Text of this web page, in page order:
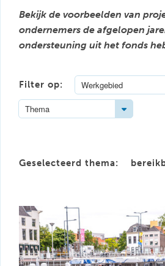
Bekijk de voorbeelden van
ondernemers de afgelopen
ondersteuning uit het fonds
Filter op: Werkgebied
Thema Toggle
Geselecteerd thema: